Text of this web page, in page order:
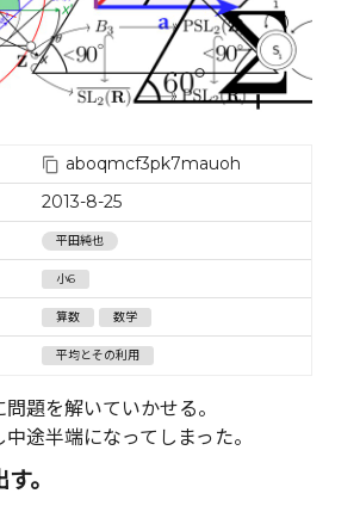
aboqmcf3pk7mauoh
2013-8-25
平田純也
小6
算数 数学
平均とその利用
題を解いていかせる。
途半端になってしまった。
。